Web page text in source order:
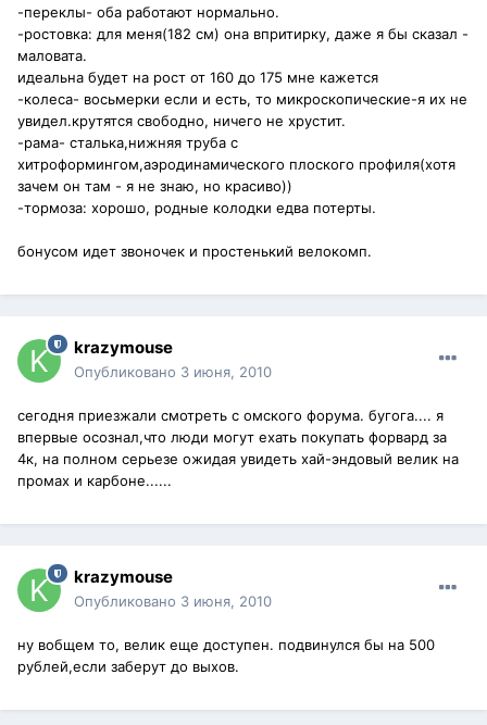
-переклы- оба работают нормально.
-ростовка: для меня(182 см) она впритирку, даже я бы сказал -
маловата.
идеальна будет на рост от 160 до 175 мне кажется
-колеса- восьмерки если и есть, то микроскопические-я их не
увидел.крутятся свободно, ничего не хрустит.
-рама- сталька,нижняя труба с
хитроформингом,аэродинамического плоского профиля(хотя
зачем он там - я не знаю, но красиво))
-тормоза: хорошо, родные колодки едва потерты.
бонусом идет звоночек и простенький велокомп.
krazymouse
Опубликовано 3 июня, 2010
сегодня приезжали смотреть с омского форума. бугога.... я
впервые осознал,что люди могут ехать покупать форвард за
4к, на полном серьезе ожидая увидеть хай-эндовый велик на
промах и карбоне......
krazymouse
Опубликовано 3 июня, 2010
ну вобщем то, велик еще доступен. подвинулся бы на 500
рублей,если заберут до выхов.